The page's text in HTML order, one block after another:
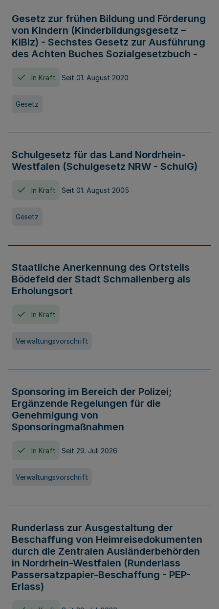
Gesetz zur frühen Bildung und Förderung
von Kindern (Kinderbildungsgesetz –
KiBiz) - Sechstes Gesetz zur Ausführung
des Achten Buches Sozialgesetzbuch -
In Kraft Seit 01. August 2020
Gesetz
Schulgesetz für das Land Nordrhein-
Westfalen (Schulgesetz NRW - SchulG)
In Kraft Seit 01. August 2005
Gesetz
Staatliche Anerkennung des Ortsteils
Bödefeld der Stadt Schmallenberg als
Erholungsort
In Kraft
Verwaltungsvorschrift
Sponsoring im Bereich der Polizei;
Ergänzende Regelungen für die
Genehmigung von
Sponsoringmaßnahmen
In Kraft Seit 29. Juli 2026
Verwaltungsvorschrift
Runderlass zur Ausgestaltung der
Beschaffung von Heimreisedokumenten
durch die Zentralen Ausländerbehörden
in Nordrhein-Westfalen (Runderlass
Passersatzpapier-Beschaffung - PEP-
Erlass)